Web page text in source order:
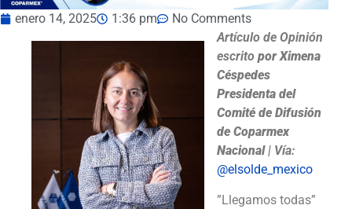
enero 14, 2025 1:36 pm
No Comments
Artículo de Opinión
escrito porXimena
Céspedes
Presidenta del
Comité de Difusión
de Coparmex
Nacional | Vía:
@elsolde_mexico
”Llegamos todas”